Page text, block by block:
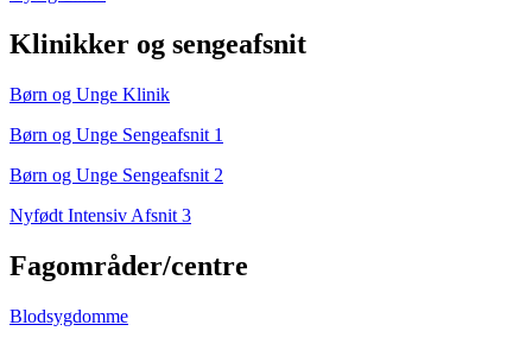
Klinikker og sengeafsnit
Børn og Unge Klinik
Børn og Unge Sengeafsnit 1
Børn og Unge Sengeafsnit 2
Nyfødt Intensiv Afsnit 3
Fagområder/centre
Blodsygdomme